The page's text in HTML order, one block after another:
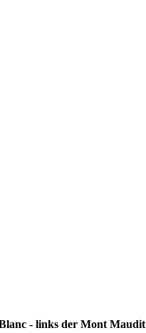
- links der Mont Maudit